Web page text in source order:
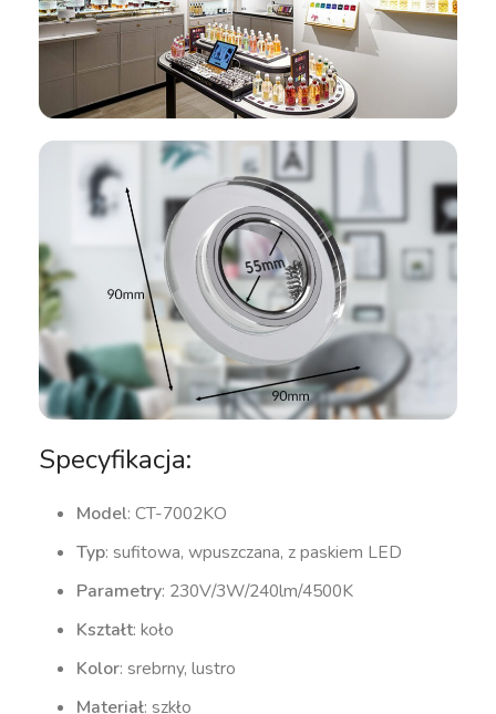
Specyfikacja:
Model: CT-7002KO
Typ: sufitowa, wpuszczana, z paskiem LED
Parametry: 230V/3W/240lm/4500K
Kształt: koło
Kolor: srebrny, lustro
Materiał: szkło